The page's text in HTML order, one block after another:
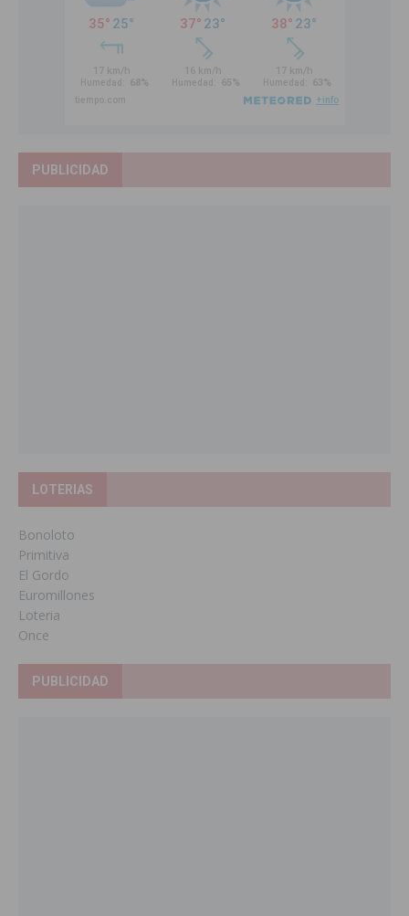
PUBLICIDAD
LOTERIAS
Bonoloto
Primitiva
El Gordo
Euromillones
Loteria
Once
PUBLICIDAD